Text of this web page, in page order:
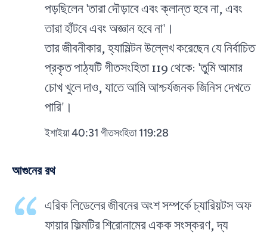
পড়ছিলেন 'তারা দৌড়াবে এবং ক্লান্ত হবে না, এবং
তারা হাঁটবে এবং অজ্ঞান হবে না'।
তার জীবনীকার, হ্যামিল্টন উল্লেখ করেছেন যে নির্বাচিত
প্রকৃত পাঠ্যটি গীতসংহিতা 119 থেকে: 'তুমি আমার
চোখ খুলে দাও, যাতে আমি আশ্চর্যজনক জিনিস দেখতে
পারি'।
ইশাইয়া 40:31 গীতসংহিতা 119:28
আগুনের রথ
এরিক লিডেলের জীবনের অংশ সম্পর্কে চ্যারিয়টস অফ
ফায়ার ফিল্মটির শিরোনামের একক সংস্করণ, দ্য